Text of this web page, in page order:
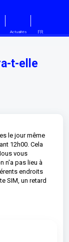
Actualités FR
t-elle
le jour même
12h00. Cela
vous
n'a pas lieu à
endroits
SIM, un retard